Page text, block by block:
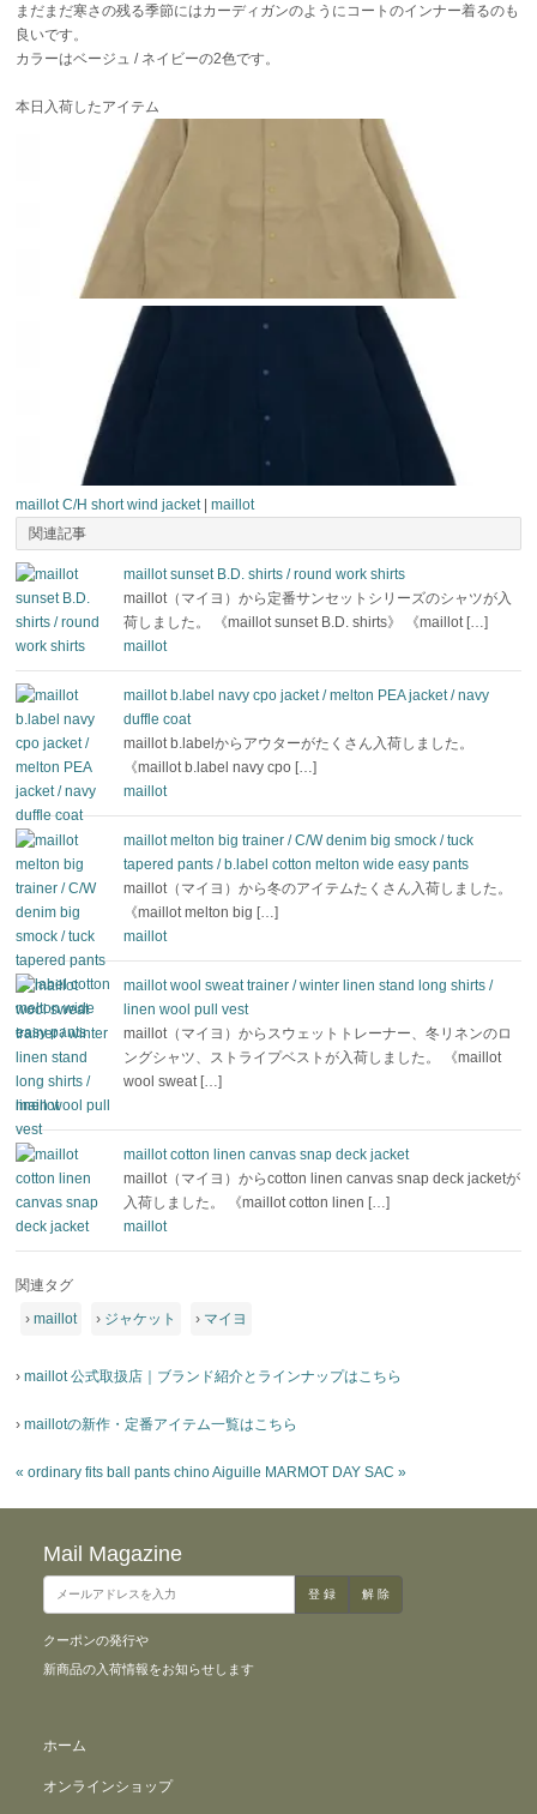
まだまだ寒さの残る季節にはカーディガンのようにコートのインナー着るのも
良いです。
カラーはベージュ / ネイビーの2色です。
本日入荷したアイテム
maillot C/H short wind jacket|maillot
関連記事
maillot sunset B.D. shirts / round work shirts
maillot（マイヨ）から定番サンセットシリーズのシャツが入
荷しました。 《maillot sunset B.D. shirts》 《maillot […]
maillot
maillot b.label navy cpo jacket / melton PEA jacket / navy
duffle coat
maillot b.labelからアウターがたくさん入荷しました。
《maillot b.label navy cpo […]
maillot
maillot melton big trainer / C/W denim big smock / tuck
tapered pants / b.label cotton melton wide easy pants
maillot（マイヨ）から冬のアイテムたくさん入荷しました。
《maillot melton big […]
maillot
maillot wool sweat trainer / winter linen stand long shirts /
linen wool pull vest
maillot（マイヨ）からスウェットトレーナー、冬リネンのロ
ングシャツ、ストライプベストが入荷しました。 《maillot
wool sweat […]
maillot
maillot cotton linen canvas snap deck jacket
maillot（マイヨ）からcotton linen canvas snap deck jacketが
入荷しました。 《maillot cotton linen […]
maillot
関連タグ
›maillot › ジャケット › マイヨ
›maillot 公式取扱店｜ブランド紹介とラインナップはこちら
›maillotの新作・定番アイテム一覧はこちら
« ordinary fits ball pants chinoAiguille MARMOT DAY SAC»
Mail Magazine
クーポンの発行や
新商品の入荷情報をお知らせします
ホーム
オンラインショップ